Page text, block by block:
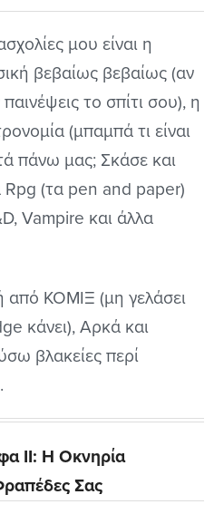
μου είναι η
βεβαίως βεβαίως (αν
παινέψεις το σπίτι σου), η
(μπαμπά τι είναι
πάνω μας; Σκάσε και
Rpg (τα pen and paper)
Vampire και άλλα
από ΚΟΜΙΞ (μη γελάσει
κάνει), Αρκά και
βλακείες περί
ΙΙ: Η Οκνηρία
Σας